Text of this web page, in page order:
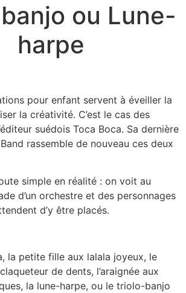
ou Lune-
harpe
pour enfant servent à éveiller la
la créativité. C’est le cas des
suédois Toca Boca. Sa dernière
rassemble de nouveau ces deux
simple en réalité : on voit au
d’un orchestre et des personnages
d’y être placés.
la petite fille aux lalala joyeux, le
de dents, l’araignée aux
la lune-harpe, ou le triolo-banjo